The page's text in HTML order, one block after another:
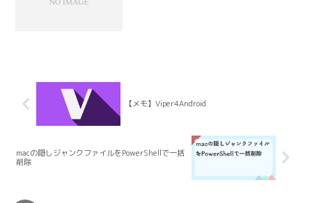
【メモ】Viper4Android
macの隠しジャンクファイルをPowerShellで一括
削除